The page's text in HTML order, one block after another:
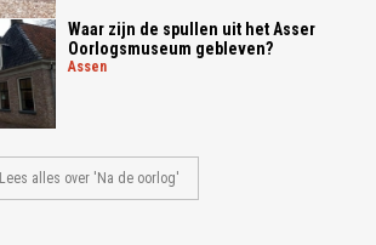
Waar zijn de spullen uit het Asser
Oorlogsmuseum gebleven?
assen
Lees alles over 'Na de oorlog'